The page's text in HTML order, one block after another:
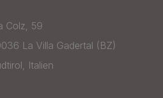
Colz, 59
La Villa Gadertal (BZ)
Italien